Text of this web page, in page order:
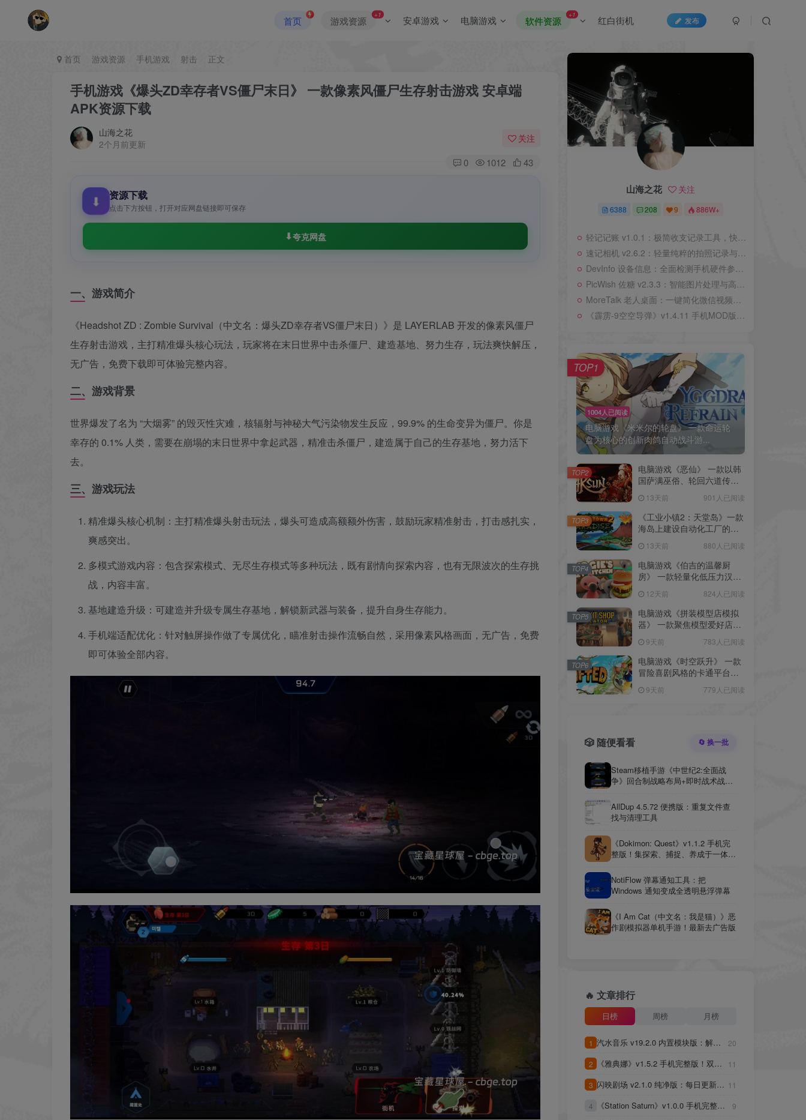
发布
首页 游戏资源
+1 安卓游戏 电脑游戏 软件资源
+1 红白街机
首页 游戏资源 手机游戏 射击 正文
手机游戏《爆头ZD幸存者VS僵尸末日》 一款像素风僵尸生存射击游戏 安卓端
APK资源下载
山海之花
2个月前更新
关注
0 1012 43
⬇ 资源下载
点击下方按钮，打开对应网盘链接即可保存
夸克网盘
一、游戏简介
《Headshot ZD : Zombie Survival（中文名：爆头ZD幸存者VS僵尸末日）》是 LAYERLAB 开发的像素风僵尸
生存射击游戏，主打精准爆头核心玩法，玩家将在末日世界中击杀僵尸、建造基地、努力生存，玩法爽快解压，
无广告，免费下载即可体验完整内容。
二、游戏背景
世界爆发了名为 “大烟雾” 的毁灭性灾难，核辐射与神秘大气污染物发生反应，99.9% 的生命变异为僵尸。你是
幸存的 0.1% 人类，需要在崩塌的末日世界中拿起武器，精准击杀僵尸，建造属于自己的生存基地，努力活下
去。
三、游戏玩法
精准爆头核心机制：主打精准爆头射击玩法，爆头可造成高额额外伤害，鼓励玩家精准射击，打击感扎实，
爽感突出。
多模式游戏内容：包含探索模式、无尽生存模式等多种玩法，既有剧情向探索内容，也有无限波次的生存挑
战，内容丰富。
基地建造升级：可建造并升级专属生存基地，解锁新武器与装备，提升自身生存能力。
手机端适配优化：针对触屏操作做了专属优化，瞄准射击操作流畅自然，采用像素风格画面，无广告，免费
即可体验全部内容。
山海之花 关注
6388 208 9 886W+
轻记记账 v1.0.1：极简收支记录工具，快速上手无负担
速记相机 v2.6.2：轻量纯粹的拍照记录与文字提取工具
DevInfo 设备信息：全面检测手机硬件参数的实用工具
PicWish 佐糖 v2.3.3：智能图片处理与高清修复工具
MoreTalk 老人桌面：一键简化微信视频通话的适老化工具
《霹雳-9空空导弹》v1.4.11 手机MOD版！模拟炸鲶鱼摊的完整烹饪流程，用腌制和油炸深度还原街头小吃制作细节
1004人已阅读
电脑游戏《米米尔的轮盘》 一款命运轮
盘为核心的创新肉鸽自动战斗游...
TOP1
电脑游戏《恶仙》 一款以韩
国萨满巫俗、轮回六道传说
戏 电脑端资源下载
13天前 901人已阅读
TOP2
《工业小镇2：天堂岛》一款
海岛上建设自动化工厂的模
镇、搭建传送带与火车网
络，跨越岛屿解决物流问
题。
13天前 880人已阅读
TOP3
电脑游戏《伯吉的温馨厨
房》 一款轻量化低压力汉堡
12天前 824人已阅读
TOP4
电脑游戏《拼装模型店模拟
器》 一款聚焦模型爱好店铺
源下载
9天前 783人已阅读
TOP5
电脑游戏《时空跃升》 一款
冒险喜剧风格的卡通平台解
9天前 779人已阅读
TOP6
🎲 随便看看 🔄 换一批
Steam移植手游《中世纪2:全面战
争》回合制战略布局+即时战术战斗
AllDup 4.5.72 便携版：重复文件查
找与清理工具
《Dokimon: Quest》v1.1.2 手机完
整版！集探索、捕捉、养成于一体的
小时，无强制联机内容。
NotiFlow 弹幕通知工具：把
Windows 通知变成全透明悬浮弹幕
《I Am Cat（中文名：我是猫）》恶
作剧模拟器单机手游！最新去广告版
🔥 文章排行
日榜 周榜 月榜
1 汽水音乐 v19.2.0 内置模块版：解锁
20
2
《雅典娜》v1.5.2 手机完整版！双女
分支，构建偏重策略安排的关卡推进
11
3 闪映剧场 v2.1.0 纯净版：每日更新影 11
4
《Station Saturn》v1.0.0 手机完整
9